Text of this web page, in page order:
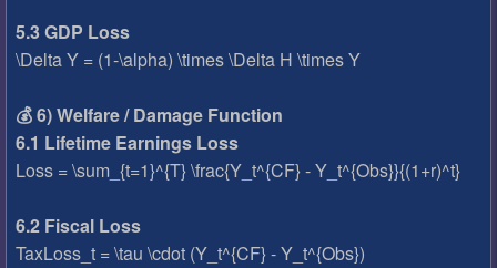
5.3 GDP Loss
\Delta Y = (1-\alpha) \times \Delta H \times Y
💰 6) Welfare / Damage Function
6.1 Lifetime Earnings Loss
Loss = \sum_{t=1}^{T} \frac{Y_t^{CF} - Y_t^{Obs}}{(1+r)^t}
6.2 Fiscal Loss
TaxLoss_t = \tau \cdot (Y_t^{CF} - Y_t^{Obs})